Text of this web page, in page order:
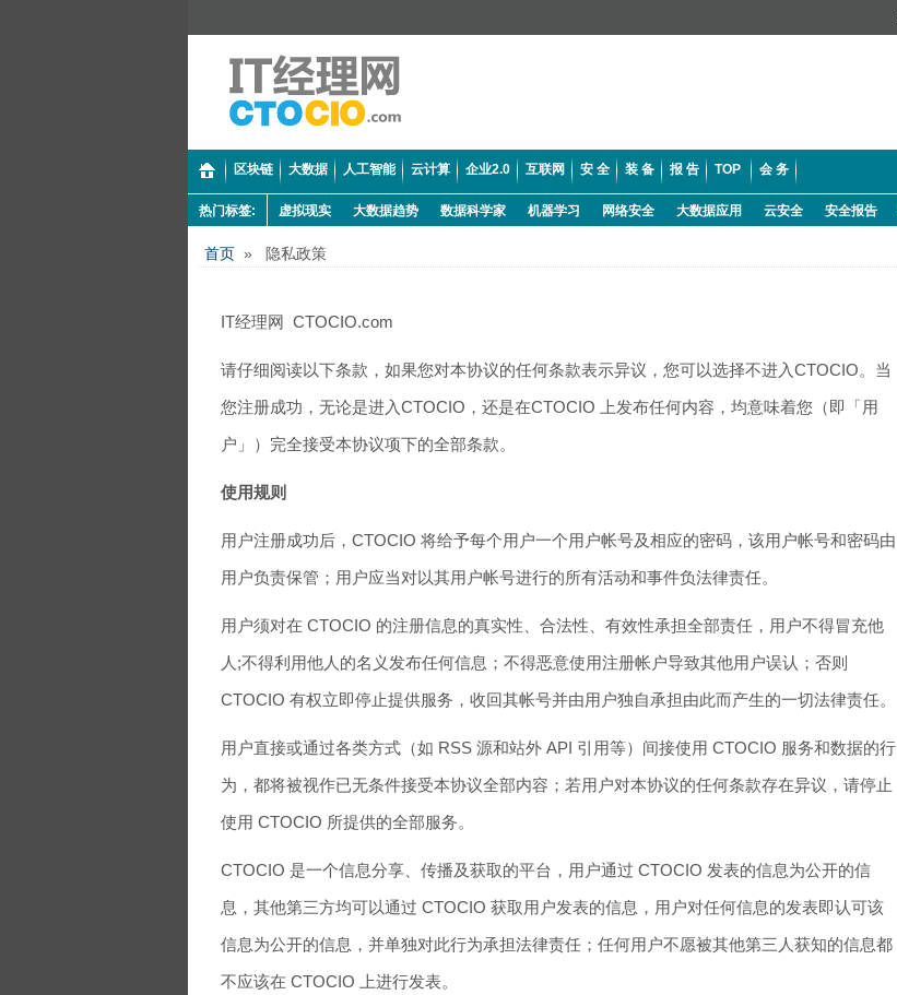
区块链 大数据 人工智能 云计算 企业2.0 互联网 安 全 装 备 报 告 TOP 会 务
热门标签: 虚拟现实 大数据趋势 数据科学家 机器学习 网络安全 大数据应用 云安全 安全报告
首页 » 隐私政策
IT经理网 CTOCIO.com
请仔细阅读以下条款，如果您对本协议的任何条款表示异议，您可以选择不进入CTOCIO。当
您注册成功，无论是进入CTOCIO，还是在CTOCIO 上发布任何内容，均意味着您（即「用
户」）完全接受本协议项下的全部条款。
使用规则
用户注册成功后，CTOCIO 将给予每个用户一个用户帐号及相应的密码，该用户帐号和密码由
用户负责保管；用户应当对以其用户帐号进行的所有活动和事件负法律责任。
用户须对在 CTOCIO 的注册信息的真实性、合法性、有效性承担全部责任，用户不得冒充他
人;不得利用他人的名义发布任何信息；不得恶意使用注册帐户导致其他用户误认；否则
CTOCIO 有权立即停止提供服务，收回其帐号并由用户独自承担由此而产生的一切法律责任。
用户直接或通过各类方式（如 RSS 源和站外 API 引用等）间接使用 CTOCIO 服务和数据的行
为，都将被视作已无条件接受本协议全部内容；若用户对本协议的任何条款存在异议，请停止
使用 CTOCIO 所提供的全部服务。
CTOCIO 是一个信息分享、传播及获取的平台，用户通过 CTOCIO 发表的信息为公开的信
息，其他第三方均可以通过 CTOCIO 获取用户发表的信息，用户对任何信息的发表即认可该
信息为公开的信息，并单独对此行为承担法律责任；任何用户不愿被其他第三人获知的信息都
不应该在 CTOCIO 上进行发表。